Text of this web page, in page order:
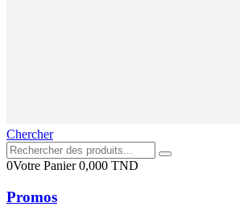
Chercher
0Votre Panier0,000 TND
Promos